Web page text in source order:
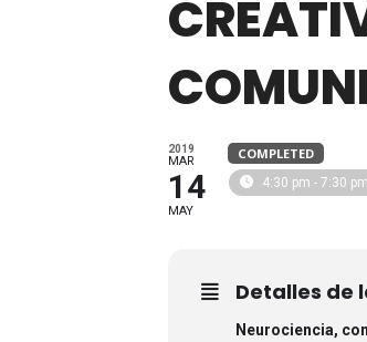
2019
MAR
14
MAY
COMPLETED
4:30 pm - 7:30 pm
Detalles de
Neurociencia,